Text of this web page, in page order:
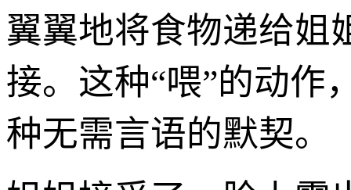
翼翼地将食物递给姐
接。这种“喂”的动作
种无需言语的默契。